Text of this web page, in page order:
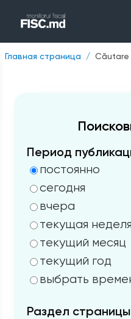
Главная страница Căutare
Период
постоянно
сегодня
вчера
текущая неделя
текущий месяц
текущий год
выбрать
Раздел страницы